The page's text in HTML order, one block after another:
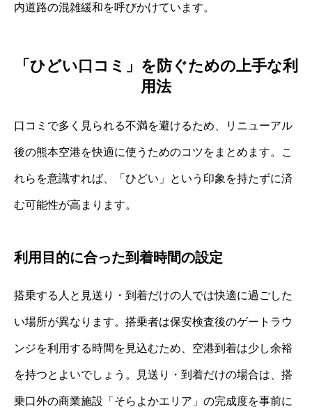
内道路の混雑緩和を呼びかけています。
「ひどい口コミ」を防ぐための上手な利
用法
口コミで多く見られる不満を避けるため、リニューアル
後の熊本空港を快適に使うためのコツをまとめます。こ
れらを意識すれば、「ひどい」という印象を持たずに済
む可能性が高まります。
利用目的に合った到着時間の設定
搭乗する人と見送り・到着だけの人では快適に過ごした
い場所が異なります。搭乗者は保安検査後のゲートラウ
ンジを利用する時間を見込むため、空港到着は少し余裕
を持つとよいでしょう。見送り・到着だけの場合は、搭
乗口外の商業施設「そらよかエリア」の完成度を事前に